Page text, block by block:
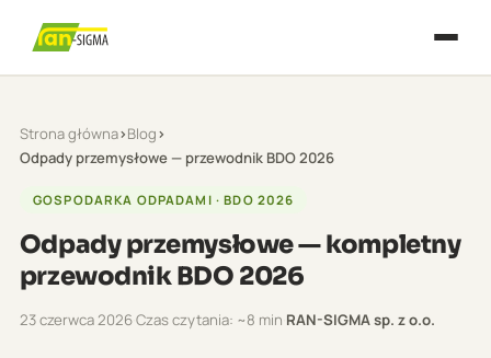
Strona główna›Blog›
Odpady przemysłowe — przewodnik BDO 2026
GOSPODARKA ODPADAMI · BDO 2026
Odpady przemysłowe — kompletny
przewodnik BDO 2026
23 czerwca 2026·Czas czytania: ~8 min RAN-SIGMA sp. z o.o.